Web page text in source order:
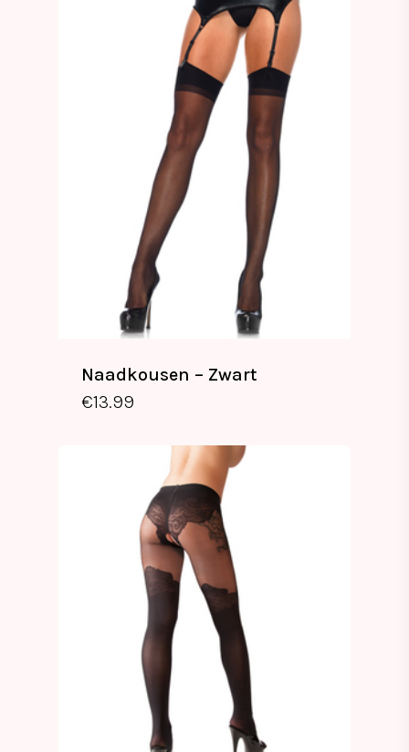
Naadkousen – Zwart
€13.99